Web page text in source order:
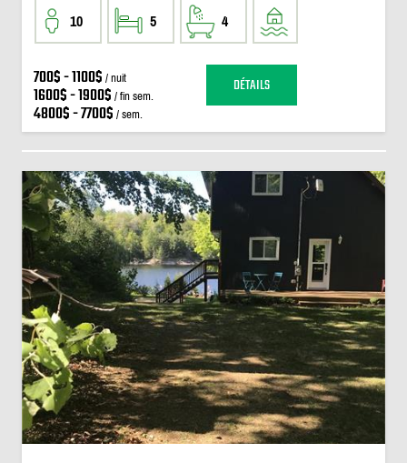
10 5 4
700$ - 1100$ / nuit
1600$ - 1900$ / fin sem.
4800$ - 7700$ / sem.
DÉTAILS